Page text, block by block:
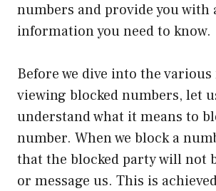
numbers and provide you with
information you need to know.
Before we dive into the
viewing blocked numbers, let
understand what it means to
number. When we block a
that the blocked party will not
or message us. This is